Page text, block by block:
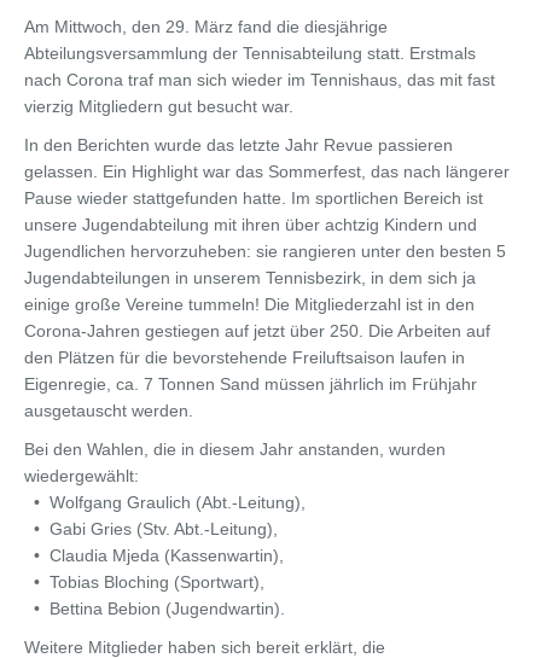
Am Mittwoch, den 29. März fand die diesjährige
Abteilungsversammlung der Tennisabteilung statt. Erstmals
nach Corona traf man sich wieder im Tennishaus, das mit fast
vierzig Mitgliedern gut besucht war.
In den Berichten wurde das letzte Jahr Revue passieren
gelassen. Ein Highlight war das Sommerfest, das nach längerer
Pause wieder stattgefunden hatte. Im sportlichen Bereich ist
unsere Jugendabteilung mit ihren über achtzig Kindern und
Jugendlichen hervorzuheben: sie rangieren unter den besten 5
Jugendabteilungen in unserem Tennisbezirk, in dem sich ja
einige große Vereine tummeln! Die Mitgliederzahl ist in den
Corona-Jahren gestiegen auf jetzt über 250. Die Arbeiten auf
den Plätzen für die bevorstehende Freiluftsaison laufen in
Eigenregie, ca. 7 Tonnen Sand müssen jährlich im Frühjahr
ausgetauscht werden.
Bei den Wahlen, die in diesem Jahr anstanden, wurden
wiedergewählt:
• Wolfgang Graulich (Abt.-Leitung),
• Gabi Gries (Stv. Abt.-Leitung),
• Claudia Mjeda (Kassenwartin),
• Tobias Bloching (Sportwart),
• Bettina Bebion (Jugendwartin).
Weitere Mitglieder haben sich bereit erklärt, die